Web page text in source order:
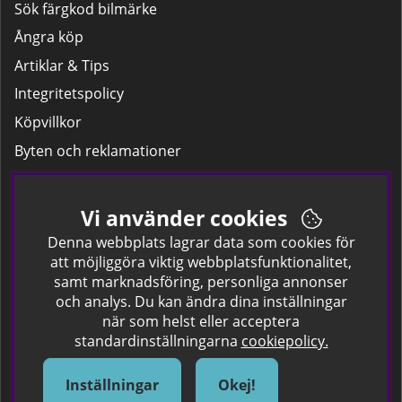
Sök färgkod bilmärke
Ångra köp
Artiklar & Tips
Integritetspolicy
Köpvillkor
Byten och reklamationer
Leverans
Hitta färgkoden på bilen.
Företagskund
Om oss
Om Spraycan
IKEA Färger
Vi använder cookies
Denna webbplats lagrar data som cookies för
att möjliggöra viktig webbplatsfunktionalitet,
samt marknadsföring, personliga annonser
och analys. Du kan ändra dina inställningar
när som helst eller acceptera
standardinställningarna cookiepolicy.
Inställningar Okej!